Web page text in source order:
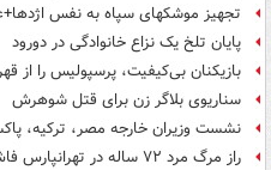
تجهیز موشکهای سپاه به نفس
پایان تلخ یک نزاع خانوادگی در دورود
بازیکنان بی‌کیفیت، پرسپولیس را از
سناریوی بلاگر زن برای قتل شوهرش
نشست وزیران خارجه مصر، ترکیه،
راز مرگ مرد ۷۲ ساله در تهرانپارس فاش شد